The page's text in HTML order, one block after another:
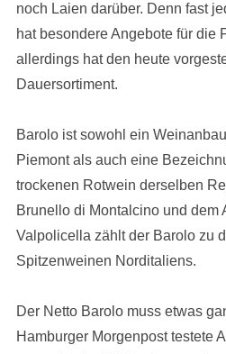
noch Laien darüber. Denn fast
hat besondere Angebote für die
allerdings hat den heute
Dauersortiment.
Barolo ist sowohl ein
Piemont als auch eine
trockenen Rotwein derselben
Brunello di Montalcino und dem
Valpolicella zählt der Barolo zu
Spitzenweinen Norditaliens.
Der Netto Barolo muss etwas
Hamburger Morgenpost testete